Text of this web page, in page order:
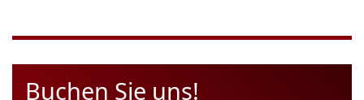
Buchen Sie uns!